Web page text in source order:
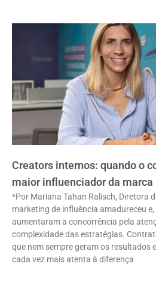
Creators internos: quando o
maior influenciador da marca
*Por Mariana Tahan Ralisch, Diretora
marketing de influência amadureceu
aumentaram a concorrência pela
complexidade das estratégias.
que nem sempre geram os resultados
cada vez mais atenta à diferença